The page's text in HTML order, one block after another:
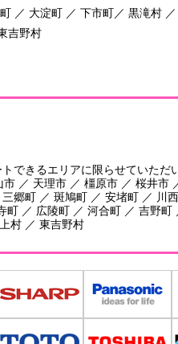
／ 大淀町 ／ 下市町／ 黒滝村
吉野村
できるエリアに限らせていただ
／ 天理市 ／ 橿原市 ／ 桜井市
郷町 ／ 斑鳩町 ／ 安堵町 ／ 川
／ 広陵町 ／ 河合町 ／ 吉野町
村 ／ 東吉野村